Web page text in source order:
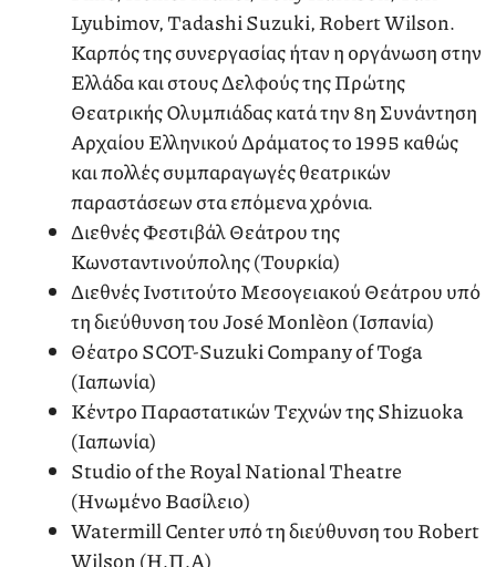
Lyubimov, Tadashi Suzuki, Robert Wilson.
Καρπός της συνεργασίας ήταν η οργάνωση στην
Ελλάδα και στους Δελφούς της Πρώτης
Θεατρικής Ολυμπιάδας κατά την 8η Συνάντηση
Αρχαίου Ελληνικού Δράματος το 1995 καθώς
και πολλές συμπαραγωγές θεατρικών
παραστάσεων στα επόμενα χρόνια.
Διεθνές Φεστιβάλ Θεάτρου της
Κωνσταντινούπολης (Τουρκία)
Διεθνές Ινστιτούτο Μεσογειακού Θεάτρου υπό
τη διεύθυνση του José Monlèon (Ισπανία)
Θέατρο SCOT-Suzuki Company of Toga
(Ιαπωνία)
Κέντρο Παραστατικών Τεχνών της Shizuoka
(Ιαπωνία)
Studio of the Royal National Theatre
(Ηνωμένο Βασίλειο)
Watermill Center υπό τη διεύθυνση του Robert
Wilson (Η.Π.Α)